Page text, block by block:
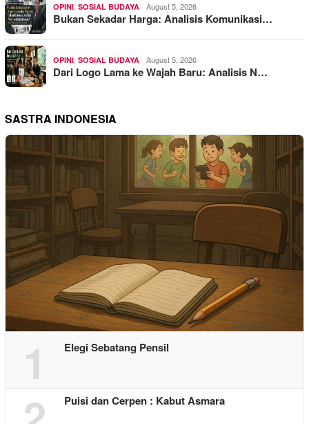
OPINI, SOSIAL BUDAYA August 5, 2026
Bukan Sekadar Harga: Analisis Komunikasi…
OPINI, SOSIAL BUDAYA August 5, 2026
Dari Logo Lama ke Wajah Baru: Analisis N…
SASTRA INDONESIA
1 Elegi Sebatang Pensil
Puisi dan Cerpen : Kabut Asmara